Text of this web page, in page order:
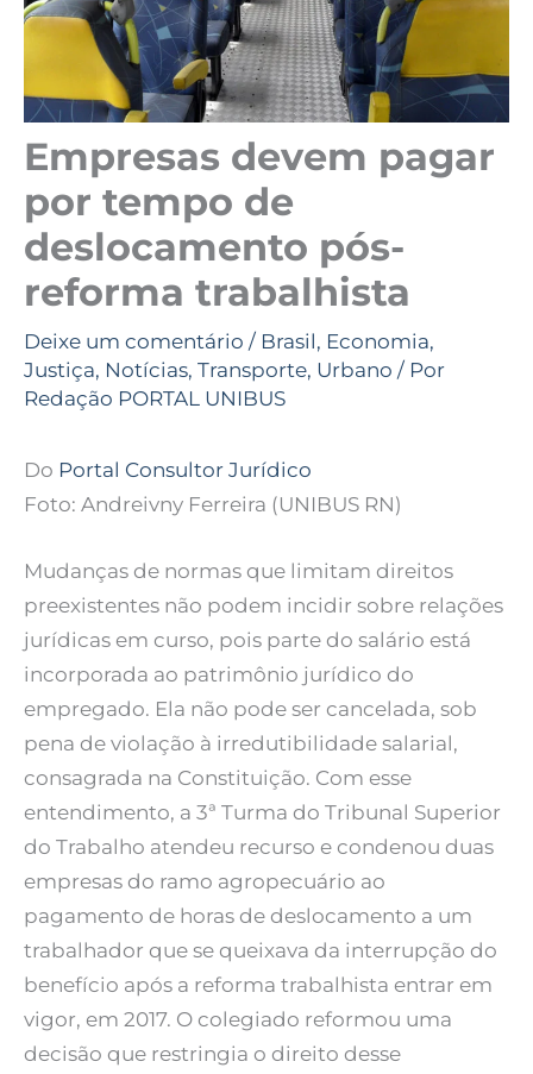
Empresas devem pagar
por tempo de
deslocamento pós-
reforma trabalhista
Deixe um comentário / Brasil, Economia,
Justiça, Notícias, Transporte, Urbano / Por
Redação PORTAL UNIBUS
Do Portal Consultor Jurídico
Foto: Andreivny Ferreira (UNIBUS RN)
Mudanças de normas que limitam direitos
preexistentes não podem incidir sobre relações
jurídicas em curso, pois parte do salário está
incorporada ao patrimônio jurídico do
empregado. Ela não pode ser cancelada, sob
pena de violação à irredutibilidade salarial,
consagrada na Constituição. Com esse
entendimento, a 3ª Turma do Tribunal Superior
do Trabalho atendeu recurso e condenou duas
empresas do ramo agropecuário ao
pagamento de horas de deslocamento a um
trabalhador que se queixava da interrupção do
benefício após a reforma trabalhista entrar em
vigor, em 2017. O colegiado reformou uma
decisão que restringia o direito desse